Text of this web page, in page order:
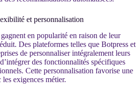
et personnalisation
en popularité en raison de leur
Des plateformes telles que Botpress et
de personnaliser intégralement leurs
des fonctionnalités spécifiques
Cette personnalisation favorise une
exigences métier.